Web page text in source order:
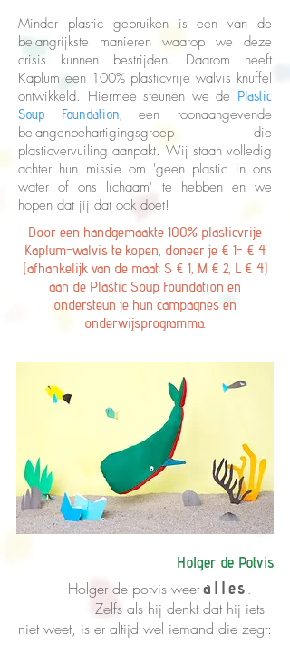
Minder plastic gebruiken is een van de
belangrijkste manieren waarop we deze
crisis kunnen bestrijden. Daarom heeft
Kaplum een 100% plasticvrije walvis knuffel
ontwikkeld. Hiermee steunen we de Plastic
Soup Foundation, een toonaangevende
belangenbehartigingsgroep die
plasticvervuiling aanpakt. Wij staan volledig
achter hun missie om 'geen plastic in ons
water of ons lichaam' te hebben en we
hopen dat jij dat ook doet!
Door een handgemaakte 100% plasticvrije
Kaplum-walvis te kopen, doneer je € 1- € 4
(afhankelijk van de maat: S € 1, M € 2, L € 4)
aan de Plastic Soup Foundation en
ondersteun je hun campagnes en
onderwijsprogramma.
Holger de Potvis
Holger de potvis weetalles .
Zelfs als hij denkt dat hij iets
niet weet, is er altijd wel iemand die zegt: